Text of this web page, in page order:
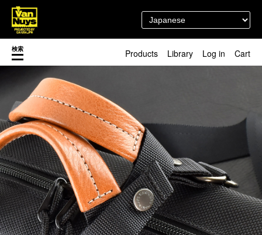
検索 Products
Pick up
マスク関連商品
カスタマイズ
新商品（BackNumber）
時計ホルダー
VN301
カスタムバッグ
デジアナ格納庫
Library
レディースショップ
即納ショップ
訳あり＆アウトレットShop
ブランドストーリー
スタッフブログ
閉じる
Log in Cart